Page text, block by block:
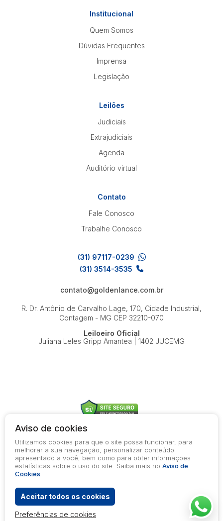
Institucional
Quem Somos
Dúvidas Frequentes
Imprensa
Legislação
Leilões
Judiciais
Extrajudiciais
Agenda
Auditório virtual
Contato
Fale Conosco
Trabalhe Conosco
(31) 97117-0239
(31) 3514-3535
contato@goldenlance.com.br
R. Dr. Antônio de Carvalho Lage, 170, Cidade Industrial,
Contagem - MG CEP 32210-070
Leiloeiro Oficial
Juliana Leles Gripp Amantea | 1402 JUCEMG
© 2026-present - Todos os direitos reservados
Política de Privacidade
Termos de Uso
Aviso de cookies
Utilizamos cookies para que o site possa funcionar, para
melhorar a sua navegação, personalizar conteúdo
apresentado a você, bem como para obter informações
estatísticas sobre o uso do site. Saiba mais no Aviso de
Cookies
Aceitar todos os cookies
Preferências de cookies